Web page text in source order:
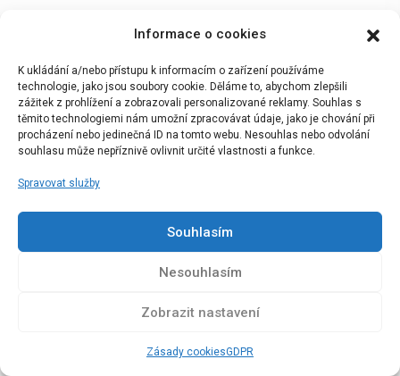
Informace o cookies
K ukládání a/nebo přístupu k informacím o zařízení používáme
technologie, jako jsou soubory cookie. Děláme to, abychom zlepšili
zážitek z prohlížení a zobrazovali personalizované reklamy. Souhlas s
těmito technologiemi nám umožní zpracovávat údaje, jako je chování při
procházení nebo jedinečná ID na tomto webu. Nesouhlas nebo odvolání
souhlasu může nepříznivě ovlivnit určité vlastnosti a funkce.
Spravovat služby
Souhlasím
Nesouhlasím
Zobrazit nastavení
Zásady cookiesGDPR
Tags Florentino Pérez
16 Komentářů
Přidat komentář
přihlášený(á)pro viditelnost a vložení